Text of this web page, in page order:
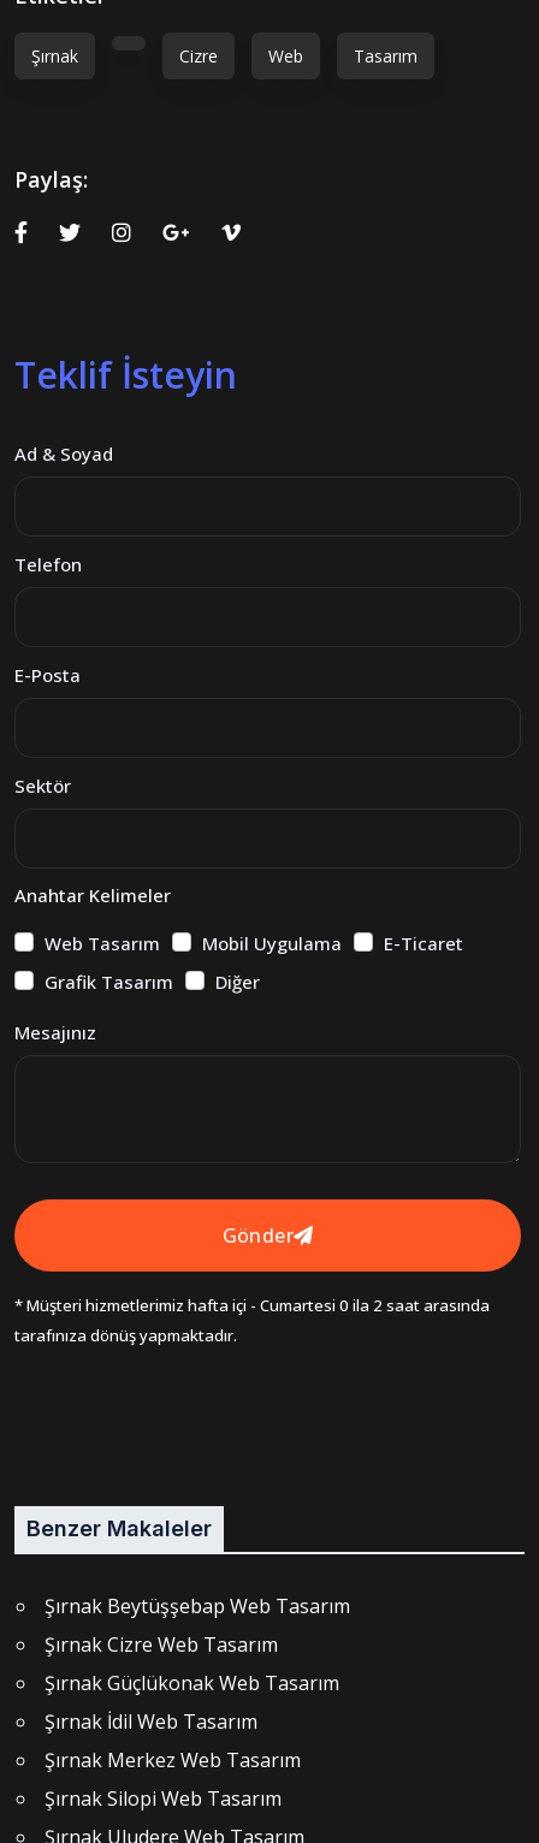
Şırnak Cizre Web Tasarım
Paylaş:
Teklif İsteyin
Ad & Soyad
Telefon
E-Posta
Sektör
Anahtar Kelimeler
Web Tasarım
Mobil Uygulama
E-Ticaret
Grafik Tasarım
Diğer
Mesajınız
Gönder
* Müşteri hizmetlerimiz hafta içi - Cumartesi 0 ila 2 saat arasında
tarafınıza dönüş yapmaktadır.
Benzer Makaleler
Şırnak Beytüşşebap Web Tasarım
Şırnak Cizre Web Tasarım
Şırnak Güçlükonak Web Tasarım
Şırnak İdil Web Tasarım
Şırnak Merkez Web Tasarım
Şırnak Silopi Web Tasarım
Şırnak Uludere Web Tasarım